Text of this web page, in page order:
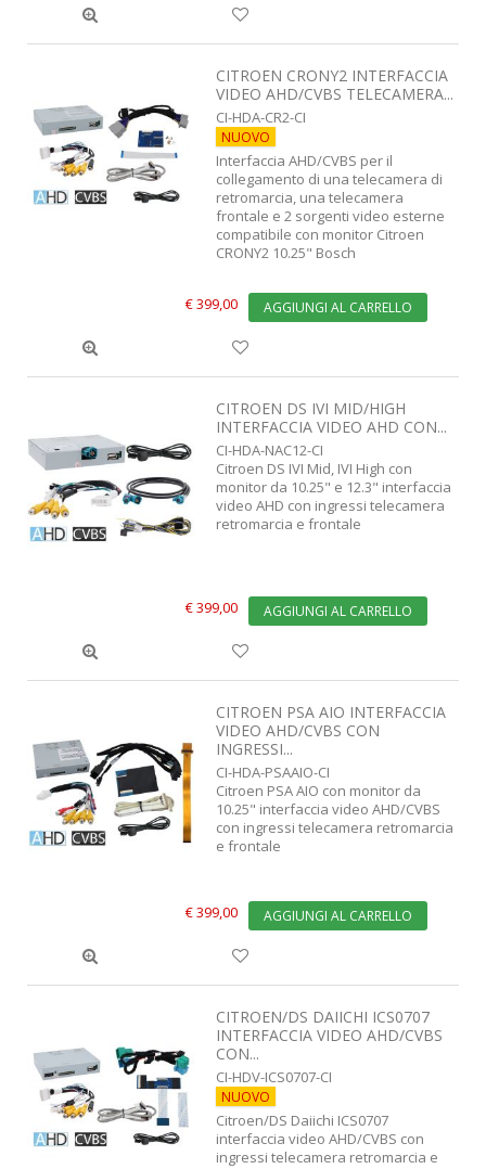
CITROEN CRONY2 INTERFACCIA
VIDEO AHD/CVBS TELECAMERA...
CI-HDA-CR2-CI
NUOVO
Interfaccia AHD/CVBS per il
collegamento di una telecamera di
retromarcia, una telecamera
frontale e 2 sorgenti video esterne
compatibile con monitor Citroen
CRONY2 10.25" Bosch
€ 399,00 AGGIUNGI AL CARRELLO
CITROEN DS IVI MID/HIGH
INTERFACCIA VIDEO AHD CON...
CI-HDA-NAC12-CI
Citroen DS IVI Mid, IVI High con
monitor da 10.25" e 12.3" interfaccia
video AHD con ingressi telecamera
retromarcia e frontale
€ 399,00 AGGIUNGI AL CARRELLO
CITROEN PSA AIO INTERFACCIA
VIDEO AHD/CVBS CON
INGRESSI...
CI-HDA-PSAAIO-CI
Citroen PSA AIO con monitor da
10.25" interfaccia video AHD/CVBS
con ingressi telecamera retromarcia
e frontale
€ 399,00 AGGIUNGI AL CARRELLO
CITROEN/DS DAIICHI ICS0707
INTERFACCIA VIDEO AHD/CVBS
CON...
CI-HDV-ICS0707-CI
NUOVO
Citroen/DS Daiichi ICS0707
interfaccia video AHD/CVBS con
ingressi telecamera retromarcia e